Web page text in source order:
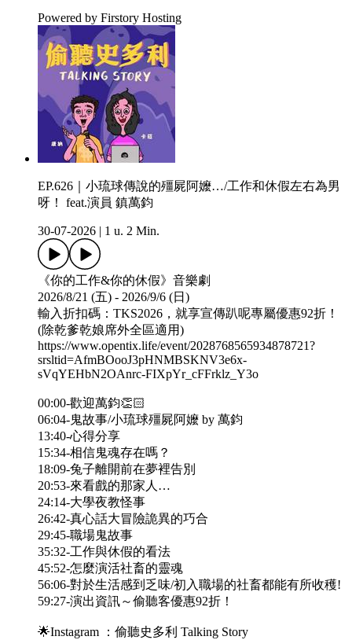
Powered by Firstory Hosting
EP.626｜小琉球傳說的殭屍阿嬤…/工作和休假左右為男
呀！ feat.演員 鎮萬鈞
30-07-2026 1 u. 2 Min.
《你的工作&你的休假》音樂劇
2026/8/21 (五) - 2026/9/6 (日)
輸入折扣碼：TKS2026，就享宣傳趴呢專屬優惠92折！
(除乾爹乾娘席外全區適用)
https://www.opentix.life/event/2028768565934878721?
srsltid=AfmBOooJ3pHNMBSKNV3e6x-
sVqYEHbN2OAnrc-FIXpYr_cFFrklz_Y3o
00:00-歡迎萬鈞👏🏻
06:04-鬼故事/小琉球殭屍阿嬤 by 萬鈞
13:40-心得分享
15:34-相信鬼魂存在嗎？
18:09-兔子離開前在夢裡告別
20:53-來看戲的那家人…
24:14-大學夜教怪事
26:42-真心話大冒險詭異的巧合
29:45-職場鬼故事
35:32-工作與休假的看法
45:52-怎麼演活社畜的靈魂
56:06-對於生活感到乏味/初入職場的社畜都能有所收穫!
59:27-演出資訊～偷聽客優惠92折！
🌟Instagram ：偷聽史多利 Talking Story